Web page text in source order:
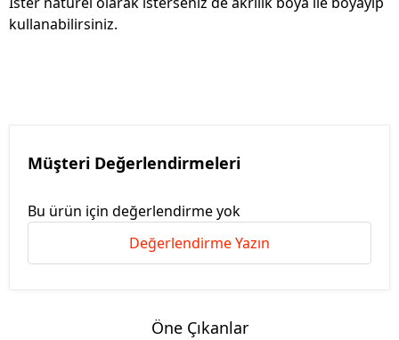
kullanabilirsiniz.
Müşteri Değerlendirmeleri
Bu ürün için değerlendirme yok
Değerlendirme Yazın
Öne Çıkanlar